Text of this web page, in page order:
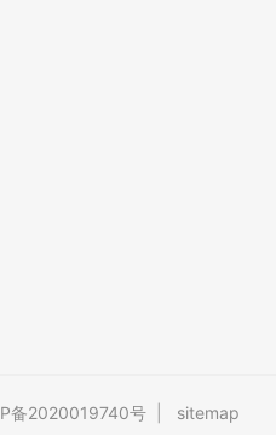
备2020019740号 sitemap